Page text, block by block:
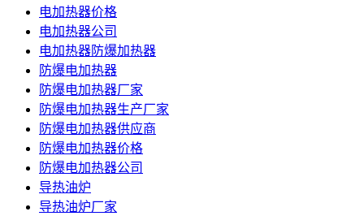
电加热器价格
电加热器公司
电加热器防爆加热器
防爆电加热器
防爆电加热器厂家
防爆电加热器生产厂家
防爆电加热器供应商
防爆电加热器价格
防爆电加热器公司
导热油炉
导热油炉厂家